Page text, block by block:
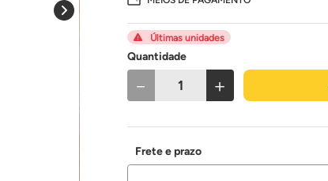
Últimas unidades
Quantidade
＋
－